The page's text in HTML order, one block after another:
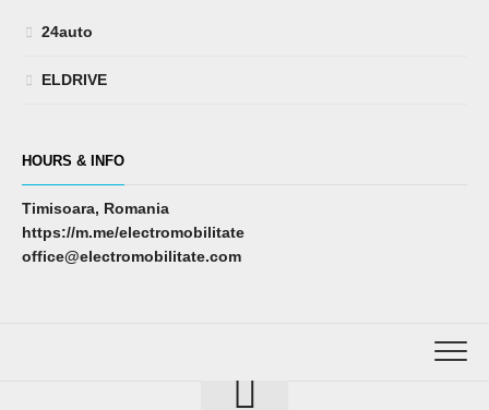
24auto
ELDRIVE
HOURS & INFO
Timisoara, Romania
https://m.me/electromobilitate
office@electromobilitate.com